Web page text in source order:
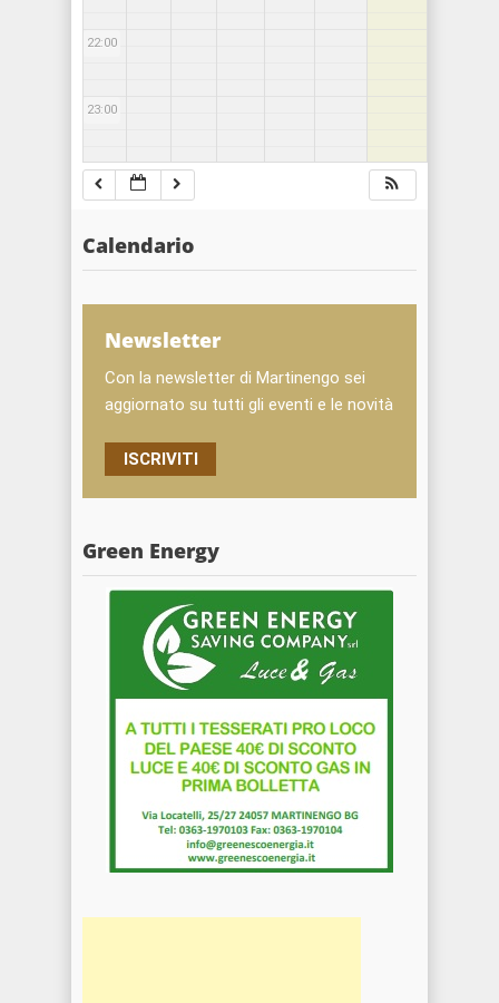
22:00
23:00
Calendario
Newsletter
Con la newsletter di Martinengo sei
aggiornato su tutti gli eventi e le novità
ISCRIVITI
Green Energy